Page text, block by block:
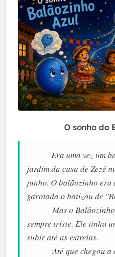
O sonho do
Era uma vez um
jardim da casa de Zezé
junho. O balãozinho era
garotada o batizou de
Mas o Balãozinho
sempre triste. Ele tinha
subir até as estrelas.
Até que chegou a